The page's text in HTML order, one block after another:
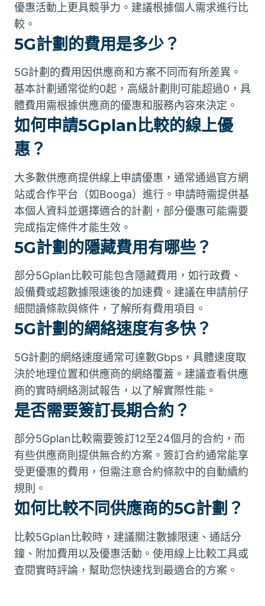
優惠活動上更具競爭力。建議根據個人需求進行比
較。
5G計劃的費用是多少？
5G計劃的費用因供應商和方案不同而有所差異。
基本計劃通常從約0起，高級計劃則可能超過0，具
體費用需根據供應商的優惠和服務內容來決定。
如何申請5Gplan比較的線上優
惠？
大多數供應商提供線上申請優惠，通常通過官方網
站或合作平台（如Booga）進行。申請時需提供基
本個人資料並選擇適合的計劃，部分優惠可能需要
完成指定條件才能生效。
5G計劃的隱藏費用有哪些？
部分5Gplan比較可能包含隱藏費用，如行政費、
設備費或超數據限速後的加速費。建議在申請前仔
細閱讀條款與條件，了解所有費用項目。
5G計劃的網絡速度有多快？
5G計劃的網絡速度通常可達數Gbps，具體速度取
決於地理位置和供應商的網絡覆蓋。建議查看供應
商的實時網絡測試報告，以了解實際性能。
是否需要簽訂長期合約？
部分5Gplan比較需要簽訂12至24個月的合約，而
有些供應商則提供無合約方案。簽訂合約通常能享
受更優惠的費用，但需注意合約條款中的自動續約
規則。
如何比較不同供應商的5G計劃？
比較5Gplan比較時，建議關注數據限速、通話分
鐘、附加費用以及優惠活動。使用線上比較工具或
查閱實時評論，幫助您快速找到最適合的方案。